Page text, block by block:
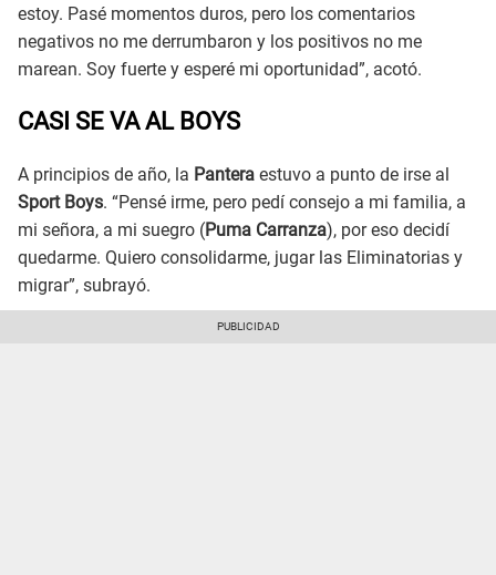
estoy. Pasé momentos duros, pero los comentarios
negativos no me derrumbaron y los positivos no me
marean. Soy fuerte y esperé mi oportunidad”, acotó.
CASI SE VA AL BOYS
A principios de año, la Pantera estuvo a punto de irse al
Sport Boys. “Pensé irme, pero pedí consejo a mi familia, a
mi señora, a mi suegro (Puma Carranza), por eso decidí
quedarme. Quiero consolidarme, jugar las Eliminatorias y
migrar”, subrayó.